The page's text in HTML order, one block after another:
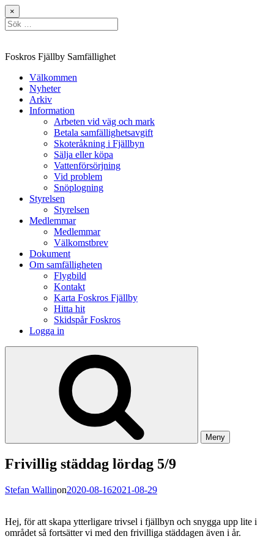
Hoppa
till
innehåll
×
Sök
efter:
Foskros Fjällby Samfällighet
Välkommen
Nyheter
Arkiv
Information
Arbeten vid väg och mark
Betala samfällighetsavgift
Skoteråkning i Fjällbyn
Sälja eller köpa
Vattenförsörjning
Vid problem
Snöplogning
Styrelsen
Styrelsen
Medlemmar
Medlemmar
Välkomstbrev
Dokument
Om samfälligheten
Flygbild
Kontakt
Karta Foskros Fjällby
Hitta hit
Skidspår Foskros
Logga in
Meny
Frivillig städdag lördag 5/9
Stefan Wallinon2020-08-162021-08-29
Hej, för att skapa ytterligare trivsel i fjällbyn och snygga upp lite i
området så fortsätter vi med den frivilliga städdagen även i år.